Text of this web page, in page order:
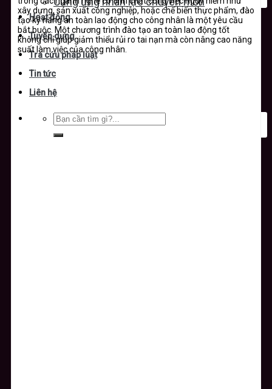
Hoạt động
Tuyển dụng
Tra cứu pháp luật
Tin tức
Liên hệ
xây dựng, sản xuất công nghiệp, hoặc chế biến thực phẩm, đào
tạo kỹ năng an toàn lao động cho công nhân là một yêu cầu
bắt buộc. Một chương trình đào tạo an toàn lao động tốt
không chỉ giúp giảm thiểu rủi ro tai nạn mà còn nâng cao năng
suất làm việc của công nhân.